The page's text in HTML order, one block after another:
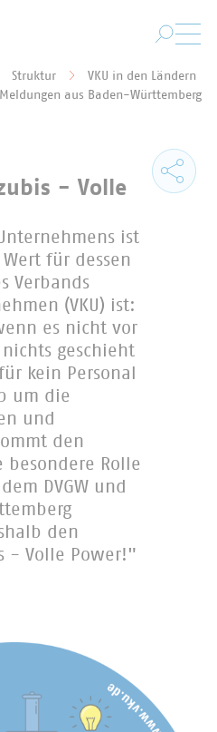
Struktur
VKU in den Ländern
Meldungen aus Baden-Württemberg
- Volle
ist
für dessen
Verbands
(VKU) ist:
es nicht vor
geschieht
kein Personal
um die
und
den
besondere Rolle
DVGW und
den
- Volle Power!"